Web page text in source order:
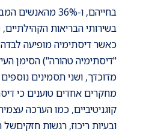
בחייהם, ו-36%
בשירותי הבריאות
כאשר דיסתימיה מופיעה
"דיסתימיה טהורה") הסימן
מדוכדך, ושני תסמינים
מחקרים אחדים טוענים כי
קוגניטיביים, כמו הערכה
ובעיות ריכוז, רגשות חזקיםשל